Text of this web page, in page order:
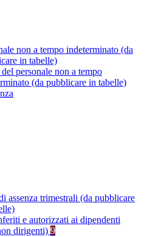
non a tempo indeterminato (da
in tabelle)
personale non a tempo
(da pubblicare in tabelle)
assenza trimestrali (da pubblicare
e autorizzati ai dipendenti
dirigenti) 9